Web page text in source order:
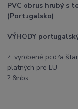
PVC obrus hrubý s
(Portugalsko).
VÝHODY
? vyrobené pod?a
platných pre EU
? &nbs